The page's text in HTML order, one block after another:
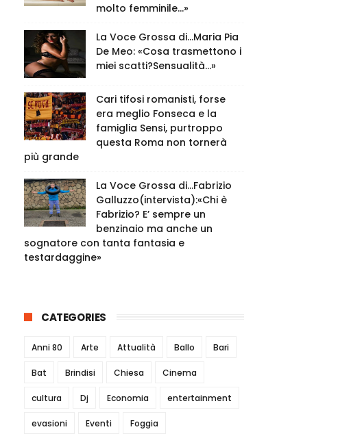
molto femminile…»
La Voce Grossa di…Maria Pia
De Meo: «Cosa trasmettono i
miei scatti?Sensualità…»
Cari tifosi romanisti, forse
era meglio Fonseca e la
famiglia Sensi, purtroppo
questa Roma non tornerà
più grande
La Voce Grossa di…Fabrizio
Galluzzo(intervista):«Chi è
Fabrizio? E’ sempre un
benzinaio ma anche un
sognatore con tanta fantasia e
testardaggine»
CATEGORIES
Anni 80 Arte Attualità Ballo Bari
Bat Brindisi Chiesa Cinema
cultura Dj Economia entertainment
evasioni Eventi Foggia